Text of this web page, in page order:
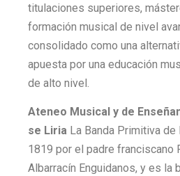
titulaciones superiores,
formación musical de nivel
consolidado como una
apuesta por una educación
de alto nivel.
Ateneo Musical y de
se Liria La Banda Primitiva
1819 por el padre franciscano
Albarracín Enguidanos, y es la